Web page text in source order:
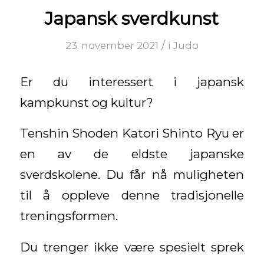
Japansk sverdkunst
23. november 2021 / i Judo
Er du interessert i japansk
kampkunst og kultur?
Tenshin Shoden Katori Shinto Ryu er
en av de eldste japanske
sverdskolene. Du får nå muligheten
til å oppleve denne tradisjonelle
treningsformen.
Du trenger ikke være spesielt sprek